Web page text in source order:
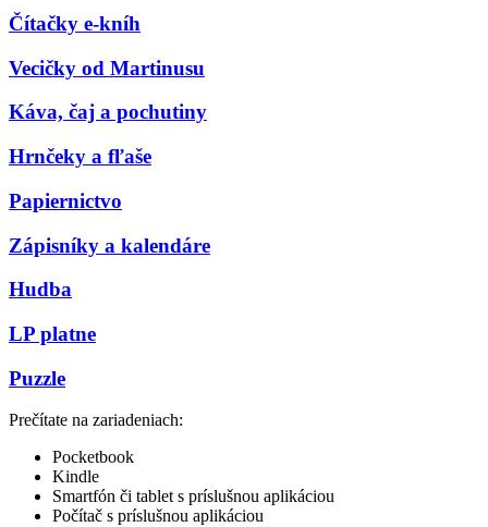
Čítačky e-kníh
Vecičky od Martinusu
Káva, čaj a pochutiny
Hrnčeky a fľaše
Papiernictvo
Zápisníky a kalendáre
Hudba
LP platne
Puzzle
Prečítate na zariadeniach:
Pocketbook
Kindle
Smartfón či tablet s príslušnou aplikáciou
Počítač s príslušnou aplikáciou